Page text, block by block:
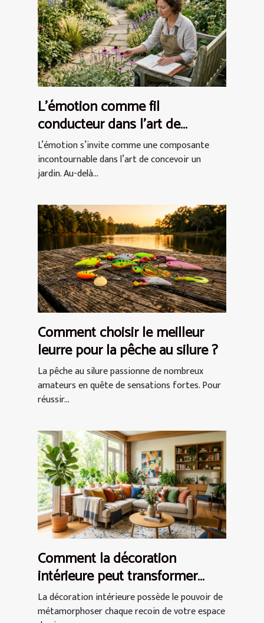
L’émotion comme fil
conducteur dans l’art de
concevoir un jardin
L’émotion s’invite comme une composante
incontournable dans l’art de concevoir un
jardin. Au-delà...
Comment choisir le meilleur
leurre pour la pêche au silure ?
La pêche au silure passionne de nombreux
amateurs en quête de sensations fortes. Pour
réussir...
Comment la décoration
intérieure peut transformer
votre espace de vie ?
La décoration intérieure possède le pouvoir de
métamorphoser chaque recoin de votre espace